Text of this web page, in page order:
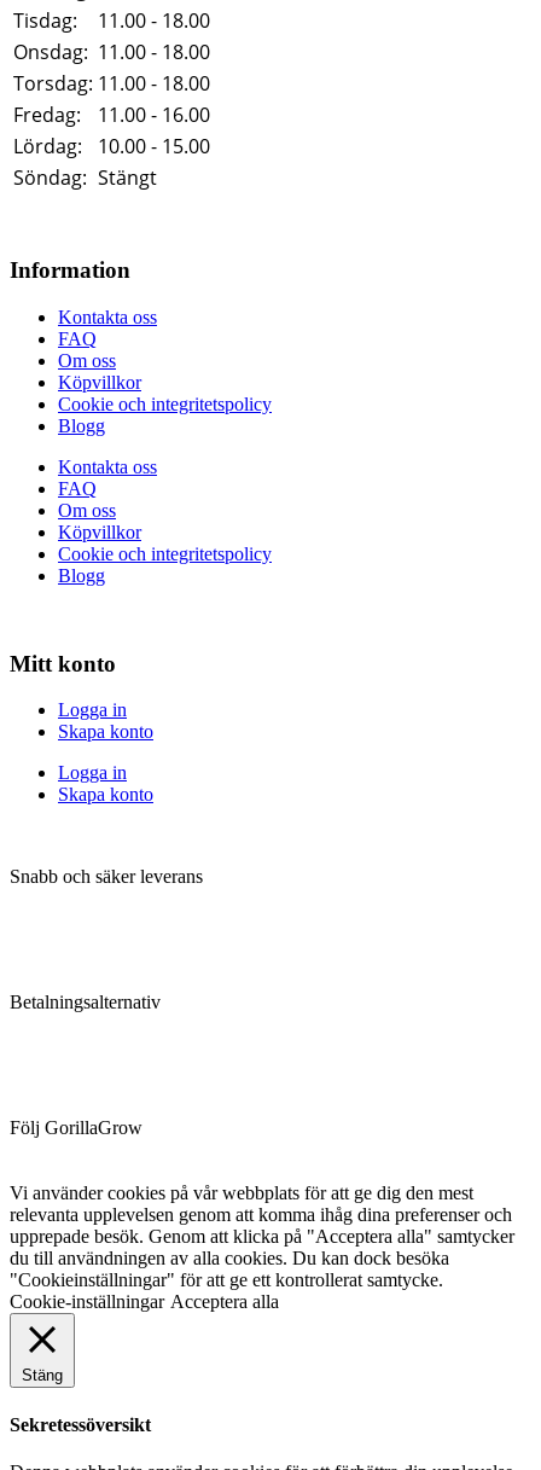
Tisdag:
11.00 - 18.00
Onsdag: 11.00 - 18.00
Torsdag: 11.00 - 18.00
Fredag:
11.00 - 16.00
Lördag:
10.00 - 15.00
Söndag: Stängt
Information
Kontakta oss
FAQ
Om oss
Köpvillkor
Cookie och integritetspolicy
Blogg
Kontakta oss
FAQ
Om oss
Köpvillkor
Cookie och integritetspolicy
Blogg
Mitt konto
Logga in
Skapa konto
Logga in
Skapa konto
Snabb och säker leverans
Betalningsalternativ
Följ GorillaGrow
Vi använder cookies på vår webbplats för att ge dig den mest
relevanta upplevelsen genom att komma ihåg dina preferenser och
upprepade besök. Genom att klicka på "Acceptera alla" samtycker
du till användningen av alla cookies. Du kan dock besöka
"Cookieinställningar" för att ge ett kontrollerat samtycke.
Cookie-inställningar Acceptera alla
Stäng
Sekretessöversikt